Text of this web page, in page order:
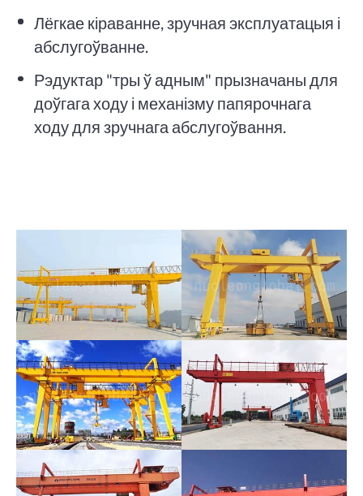
Лёгкае кіраванне, зручная эксплуатацыя і
абслугоўванне.
Рэдуктар "тры ў адным" прызначаны для
доўгага ходу і механізму папярочнага
ходу для зручнага абслугоўвання.